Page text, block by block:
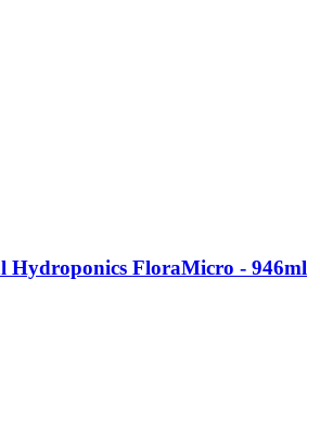
Hydroponics FloraMicro - 946ml